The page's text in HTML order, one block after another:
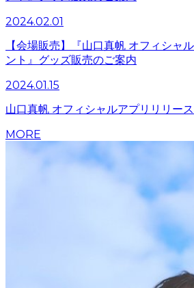
2024.02.01
【会場販売】『山口真帆 オフィシャ
ント』グッズ販売のご案内
2024.01.15
山口真帆 オフィシャルアプリリリー
MORE